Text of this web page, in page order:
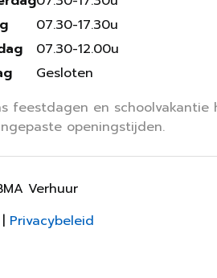
07.30-17.30u
07.30-12.00u
Gesloten
feestdagen en schoolvakantie
openingstijden.
Verhuur
| Privacybeleid